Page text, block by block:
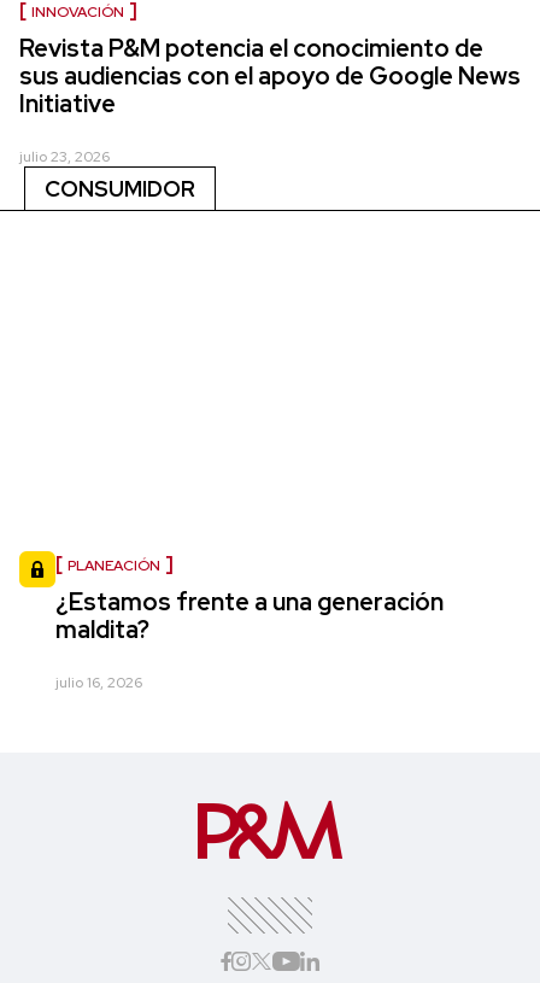
INNOVACIÓN
Revista P&M potencia el conocimiento de
sus audiencias con el apoyo de Google News
Initiative
julio 23, 2026
CONSUMIDOR
PLANEACIÓN
¿Estamos frente a una generación
maldita?
julio 16, 2026